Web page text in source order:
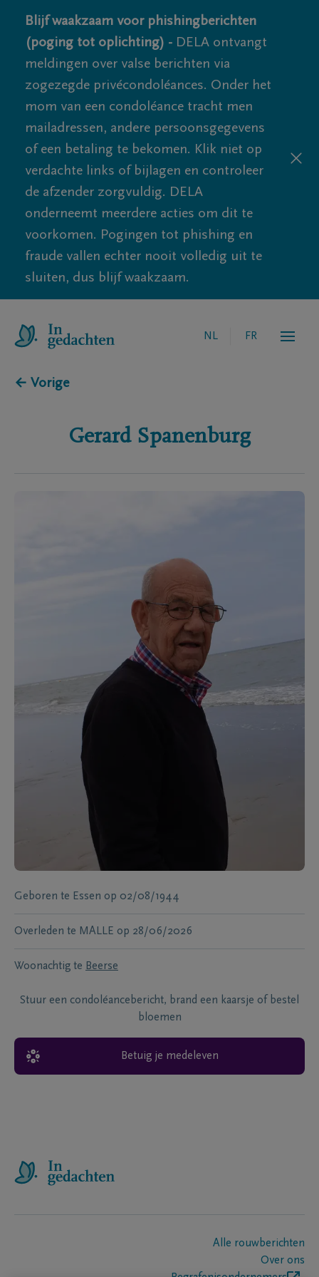
Blijf waakzaam voor phishingberichten
(poging tot oplichting) - DELA ontvangt
meldingen over valse berichten via
zogezegde privécondoléances. Onder het
mom van een condoléance tracht men
mailadressen, andere persoonsgegevens
of een betaling te bekomen. Klik niet op
verdachte links of bijlagen en controleer
de afzender zorgvuldig. DELA
onderneemt meerdere acties om dit te
voorkomen. Pogingen tot phishing en
fraude vallen echter nooit volledig uit te
sluiten, dus blijf waakzaam.
NL FR
← Vorige
Gerard Spanenburg
Geboren te Essen op 02/08/1944
Overleden te MALLE op 28/06/2026
Woonachtig te Beerse
Stuur een condoléancebericht, brand een kaarsje of bestel
bloemen
Betuig je medeleven
Alle rouwberichten
Over ons